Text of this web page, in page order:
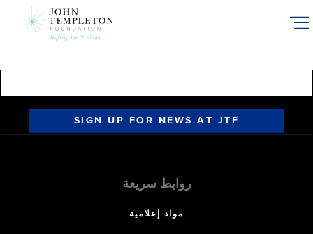
SIGN UP FOR NEWS AT JTF
روابط سريعة
مواد إعلامية